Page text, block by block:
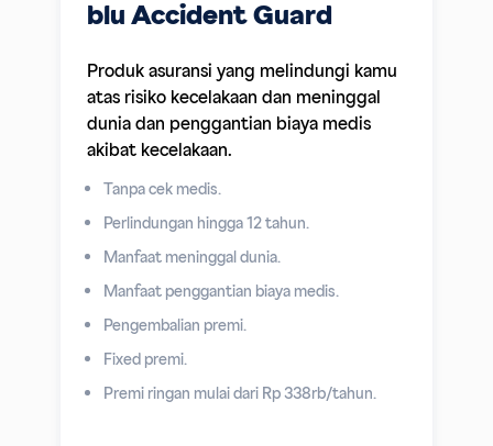
blu Accident Guard
Produk asuransi yang melindungi kamu
atas risiko kecelakaan dan meninggal
dunia dan penggantian biaya medis
akibat kecelakaan.
Tanpa cek medis.
Perlindungan hingga 12 tahun.
Manfaat meninggal dunia.
Manfaat penggantian biaya medis.
Pengembalian premi.
Fixed premi.
Premi ringan mulai dari Rp 338rb/tahun.